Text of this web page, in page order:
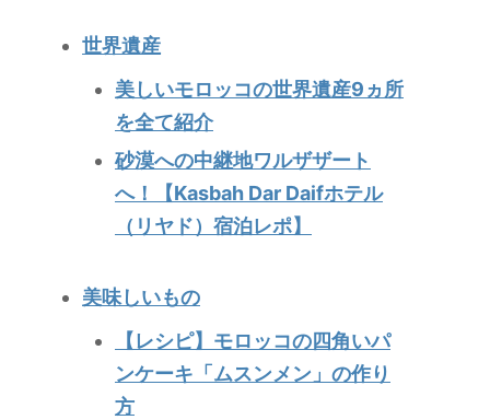
世界遺産
美しいモロッコの世界遺産9ヵ所
を全て紹介
砂漠への中継地ワルザザート
へ！【Kasbah Dar Daifホテル
（リヤド）宿泊レポ】
美味しいもの
【レシピ】モロッコの四角いパ
ンケーキ「ムスンメン」の作り
方